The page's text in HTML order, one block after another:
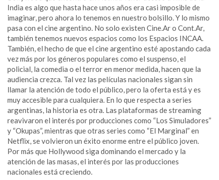
India es algo que hasta hace unos años era casi imposible de
imaginar, pero ahora lo tenemos en nuestro bolsillo. Y lo mismo
pasa con el cine argentino. No solo existen Cine.Ar o Cont.Ar,
también tenemos nuevos espacios como los Espacios INCAA.
También, el hecho de que el cine argentino esté apostando cada
vez más por los géneros populares como el suspenso, el
policial, la comedia o el terror en menor medida, hacen que la
audiencia crezca. Tal vez las películas nacionales sigan sin
llamar la atención de todo el público, pero la oferta está y es
muy accesible para cualquiera. En lo que respecta a series
argentinas, la historia es otra. Las plataformas de streaming
reavivaron el interés por producciones como “Los Simuladores”
y “Okupas”, mientras que otras series como “El Marginal” en
Netflix, se volvieron un éxito enorme entre el público joven.
Por más que Hollywood siga dominando el mercado y la
atención de las masas, el interés por las producciones
nacionales está creciendo.